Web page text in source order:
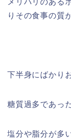
メリハリのある
りその食事の質
下半身にばかり
糖質過多であっ
塩分や脂分が多